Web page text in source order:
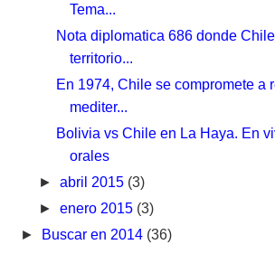
Tema...
Nota diplomatica 686 donde
territorio...
En 1974, Chile se compromete a
mediter...
Bolivia vs Chile en La Haya. En
orales
► abril 2015 (3)
► enero 2015 (3)
► Buscar en 2014 (36)